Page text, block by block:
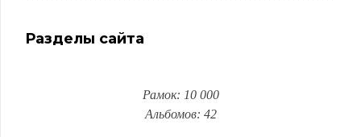
Разделы сайта
Рамок: 10 000
Альбомов: 42